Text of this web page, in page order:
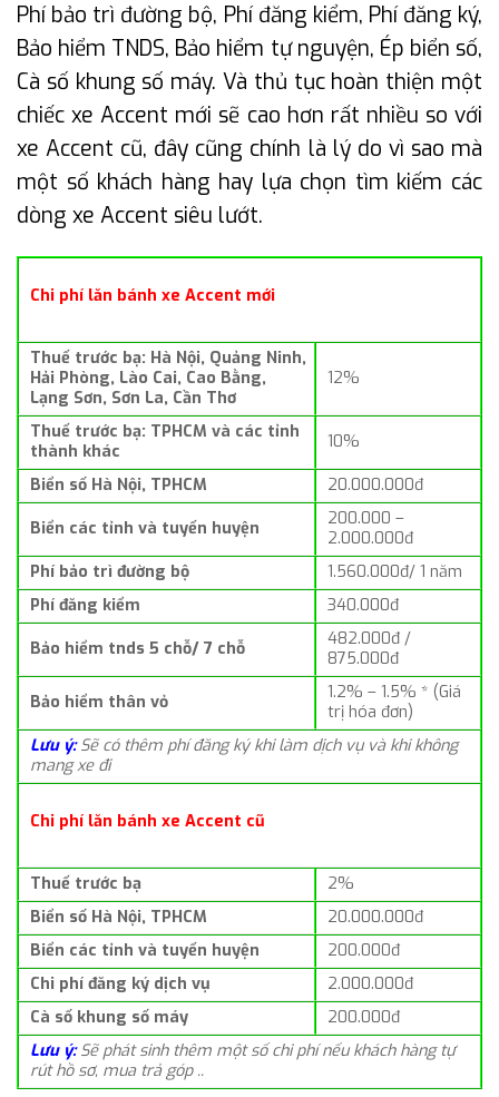
Phí bảo trì đường bộ, Phí đăng kiểm, Phí đăng ký,
Bảo hiểm TNDS, Bảo hiểm tự nguyện, Ép biển số,
Cà số khung số máy. Và thủ tục hoàn thiện một
chiếc xe Accent mới sẽ cao hơn rất nhiều so với
xe Accent cũ, đây cũng chính là lý do vì sao mà
một số khách hàng hay lựa chọn tìm kiếm các
dòng xe Accent siêu lướt.
Chi phí lăn bánh xe Accent mới
Thuế trước bạ: Hà Nội, Quảng Ninh,
Hải Phòng, Lào Cai, Cao Bằng,
Lạng Sơn, Sơn La, Cần Thơ
12%
Thuế trước bạ: TPHCM và các tỉnh
thành khác
10%
Biển số Hà Nội, TPHCM 20.000.000đ
Biển các tỉnh và tuyến huyện
200.000 –
2.000.000đ
Phí bảo trì đường bộ
1.560.000đ/ 1 năm
Phí đăng kiểm
340.000đ
Bảo hiểm tnds 5 chỗ/ 7 chỗ
482.000đ /
875.000đ
Bảo hiểm thân vỏ
1.2% – 1.5% * (Giá
trị hóa đơn)
Lưu ý: Sẽ có thêm phí đăng ký khi làm dịch vụ và khi không
mang xe đi
Chi phí lăn bánh xe Accent cũ
Thuế trước bạ
2%
Biển số Hà Nội, TPHCM
20.000.000đ
Biển các tỉnh và tuyến huyện
200.000đ
Chi phí đăng ký dịch vụ
2.000.000đ
Cà số khung số máy
200.000đ
Lưu ý: Sẽ phát sinh thêm một số chi phí nếu khách hàng tự
rút hồ sơ, mua trả góp ..